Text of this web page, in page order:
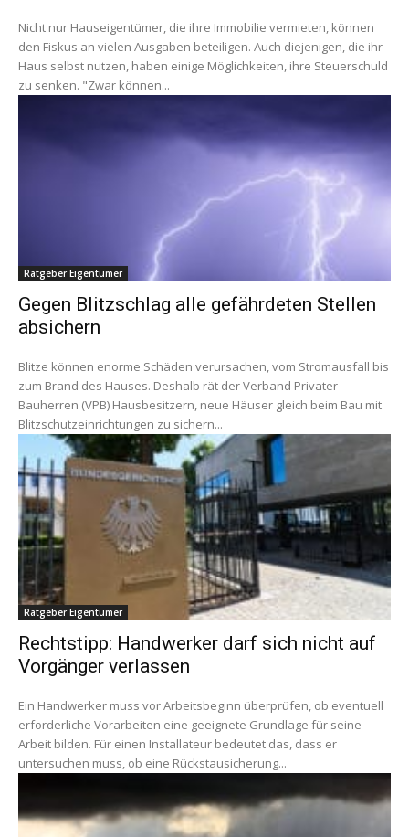
Nicht nur Hauseigentümer, die ihre Immobilie vermieten, können
den Fiskus an vielen Ausgaben beteiligen. Auch diejenigen, die ihr
Haus selbst nutzen, haben einige Möglichkeiten, ihre Steuerschuld
zu senken. "Zwar können...
Ratgeber Eigentümer
Gegen Blitzschlag alle gefährdeten Stellen
absichern
Blitze können enorme Schäden verursachen, vom Stromausfall bis
zum Brand des Hauses. Deshalb rät der Verband Privater
Bauherren (VPB) Hausbesitzern, neue Häuser gleich beim Bau mit
Blitzschutzeinrichtungen zu sichern...
Ratgeber Eigentümer
Rechtstipp: Handwerker darf sich nicht auf
Vorgänger verlassen
Ein Handwerker muss vor Arbeitsbeginn überprüfen, ob eventuell
erforderliche Vorarbeiten eine geeignete Grundlage für seine
Arbeit bilden. Für einen Installateur bedeutet das, dass er
untersuchen muss, ob eine Rückstausicherung...